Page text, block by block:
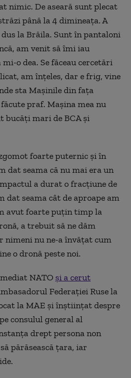
nimic. De aseară sunt plecat
până la 4 dimineața. A
la Brăila. Sunt în pantaloni
am venit să îmi iau
o dea. Se făceau cercetări
am înțeles, dar e frig, vine
sta Mașinile din fața
praf. Mașina mea nu
bucăți mari de BCA și
zgomot foarte puternic și în
dat seama că nu mai era un
a durat o fracțiune de
dat seama cât de aproape am
avut foarte puțin timp la
a trebuit să ne dăm
nimeni nu ne-a învățat cum
o dronă peste noi.
NATO şi a cerut
Federației Ruse la
la MAE și înștiințat despre
consulul general al
drept persona non
părăsească țara, iar